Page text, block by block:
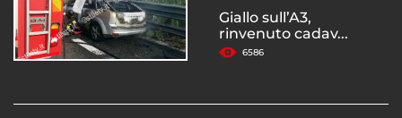
Giallo sull’A3,
rinvenuto cadav...
6586